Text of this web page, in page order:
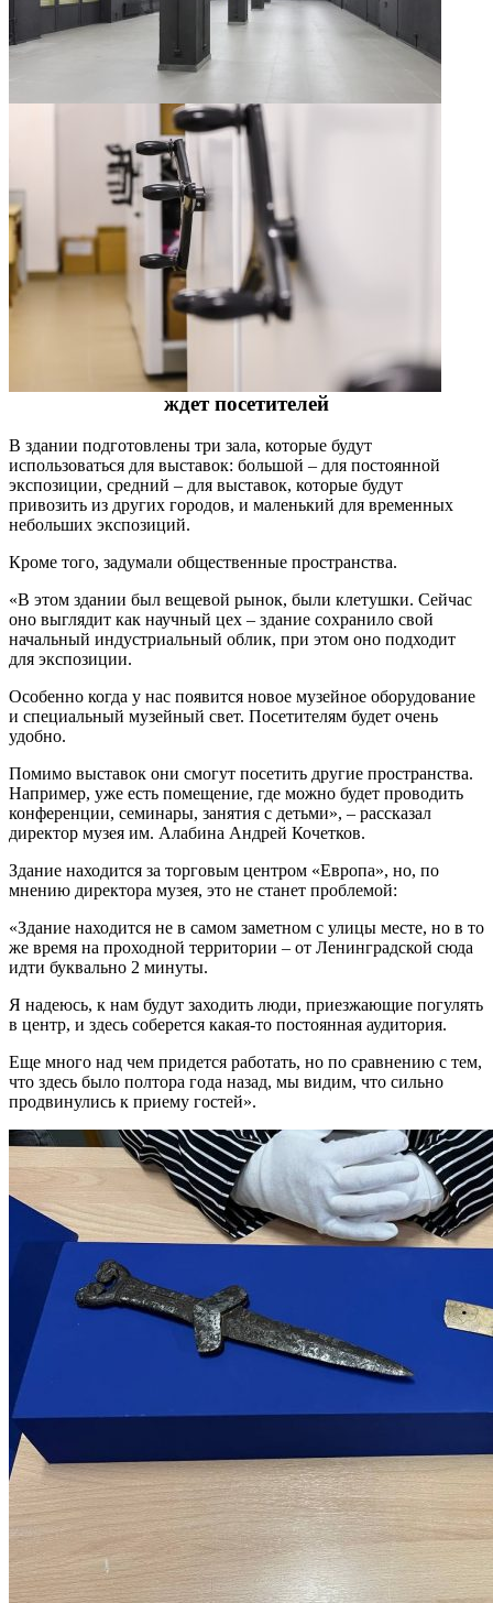
ждет посетителей
В здании подготовлены три зала, которые будут
использоваться для выставок: большой – для постоянной
экспозиции, средний – для выставок, которые будут
привозить из других городов, и маленький для временных
небольших экспозиций.
Кроме того, задумали общественные пространства.
«В этом здании был вещевой рынок, были клетушки. Сейчас
оно выглядит как научный цех – здание сохранило свой
начальный индустриальный облик, при этом оно подходит
для экспозиции.
Особенно когда у нас появится новое музейное оборудование
и специальный музейный свет. Посетителям будет очень
удобно.
Помимо выставок они смогут посетить другие пространства.
Например, уже есть помещение, где можно будет проводить
конференции, семинары, занятия с детьми», – рассказал
директор музея им. Алабина Андрей Кочетков.
Здание находится за торговым центром «Европа», но, по
мнению директора музея, это не станет проблемой:
«Здание находится не в самом заметном с улицы месте, но в то
же время на проходной территории – от Ленинградской сюда
идти буквально 2 минуты.
Я надеюсь, к нам будут заходить люди, приезжающие погулять
в центр, и здесь соберется какая-то постоянная аудитория.
Еще много над чем придется работать, но по сравнению с тем,
что здесь было полтора года назад, мы видим, что сильно
продвинулись к приему гостей».